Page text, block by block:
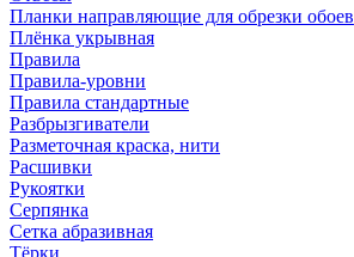
Планки направляющие для обрезки обоев
Плёнка укрывная
Правила
Правила-уровни
Правила стандартные
Разбрызгиватели
Разметочная краска, нити
Расшивки
Рукоятки
Серпянка
Сетка абразивная
Тёрки